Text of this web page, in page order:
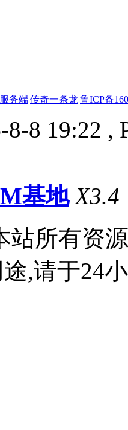
务端|传奇一条龙|鲁ICP备
8-8 19:22 ,
基地 X3.4
站所有资
,请于24